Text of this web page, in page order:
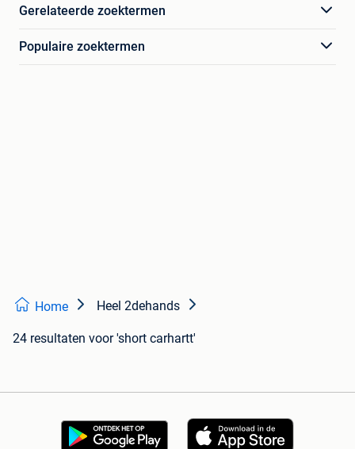
Gerelateerde zoektermen
Populaire zoektermen
Home Heel 2dehands
24 resultaten voor 'short carhartt'